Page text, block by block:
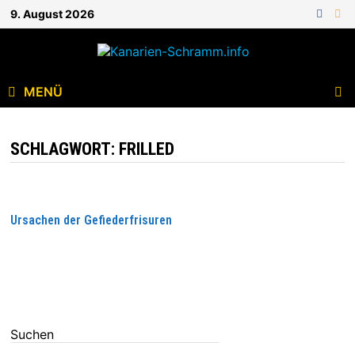
9. August 2026
MENÜ
SCHLAGWORT: FRILLED
Ursachen der Gefiederfrisuren
Suchen